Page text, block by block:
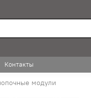
Контакты
модули